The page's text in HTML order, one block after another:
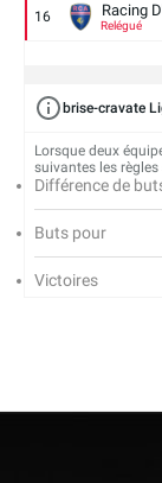
16 Racing
Relégué
brise-cravate
Lorsque deux
suivantes les
Différence de
Buts pour
Victoires